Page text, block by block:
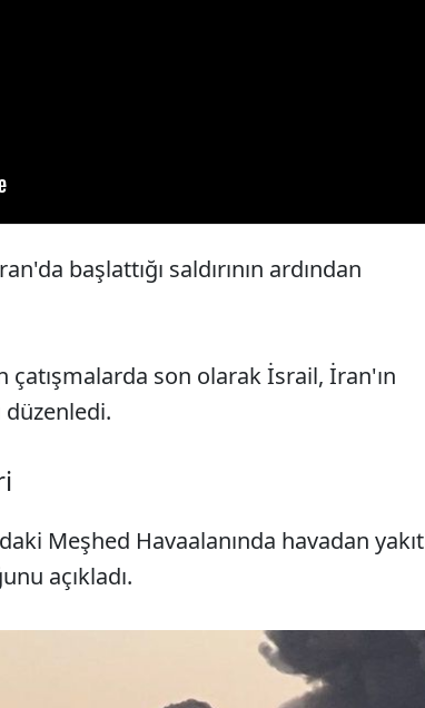
başlattığı saldırının ardından
son olarak İsrail, İran'ın
düzenledi.
Meşhed Havaalanında havadan yakıt
açıkladı.